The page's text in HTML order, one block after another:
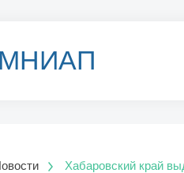
МНИАП
Хабаровский край